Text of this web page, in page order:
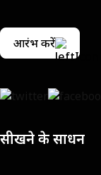
आरंभ करें
सीखने के साधन